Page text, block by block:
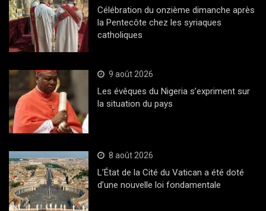
Célébration du onzième dimanche après
la Pentecôte chez les syriaques
catholiques
9 août 2026
Les évêques du Nigeria s’expriment sur
la situation du pays
8 août 2026
L’État de la Cité du Vatican a été doté
d’une nouvelle loi fondamentale